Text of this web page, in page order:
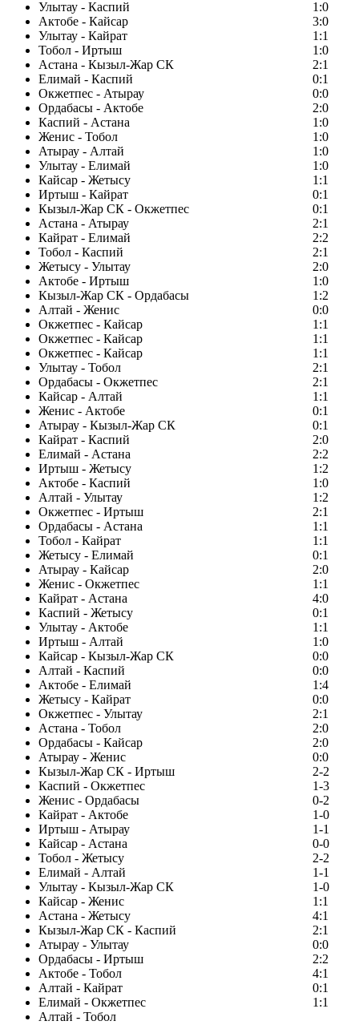
Улытау - Каспий
1:0
Актобе - Кайсар
3:0
Улытау - Кайрат
1:1
Тобол - Иртыш
1:0
Астана - Кызыл-Жар СК
2:1
Елимай - Каспий
0:1
Окжетпес - Атырау
0:0
Ордабасы - Актобе
2:0
Каспий - Астана
1:0
Женис - Тобол
1:0
Атырау - Алтай
1:0
Улытау - Елимай
1:0
Кайсар - Жетысу
1:1
Иртыш - Кайрат
0:1
Кызыл-Жар СК - Окжетпес
0:1
Астана - Атырау
2:1
Кайрат - Елимай
2:2
Тобол - Каспий
2:1
Жетысу - Улытау
2:0
Актобе - Иртыш
1:0
Кызыл-Жар СК - Ордабасы
1:2
Алтай - Женис
0:0
Окжетпес - Кайсар
1:1
Окжетпес - Кайсар
1:1
Окжетпес - Кайсар
1:1
Улытау - Тобол
2:1
Ордабасы - Окжетпес
2:1
Кайсар - Алтай
1:1
Женис - Актобе
0:1
Атырау - Кызыл-Жар СК
0:1
Кайрат - Каспий
2:0
Елимай - Астана
2:2
Иртыш - Жетысу
1:2
Актобе - Каспий
1:0
Алтай - Улытау
1:2
Окжетпес - Иртыш
2:1
Ордабасы - Астана
1:1
Тобол - Кайрат
1:1
Жетысу - Елимай
0:1
Атырау - Кайсар
2:0
Женис - Окжетпес
1:1
Кайрат - Астана
4:0
Каспий - Жетысу
0:1
Улытау - Актобе
1:1
Иртыш - Алтай
1:0
Кайсар - Кызыл-Жар СК
0:0
Алтай - Каспий
0:0
Актобе - Елимай
1:4
Жетысу - Кайрат
0:0
Окжетпес - Улытау
2:1
Астана - Тобол
2:0
Ордабасы - Кайсар
2:0
Атырау - Женис
0:0
Кызыл-Жар СК - Иртыш
2-2
Каспий - Окжетпес
1-3
Женис - Ордабасы
0-2
Кайрат - Актобе
1-0
Иртыш - Атырау
1-1
Кайсар - Астана
0-0
Тобол - Жетысу
2-2
Елимай - Алтай
1-1
Улытау - Кызыл-Жар СК
1-0
Кайсар - Женис
1:1
Астана - Жетысу
4:1
Кызыл-Жар СК - Каспий
2:1
Атырау - Улытау
0:0
Ордабасы - Иртыш
2:2
Актобе - Тобол
4:1
Алтай - Кайрат
0:1
Елимай - Окжетпес
1:1
Алтай - Тобол